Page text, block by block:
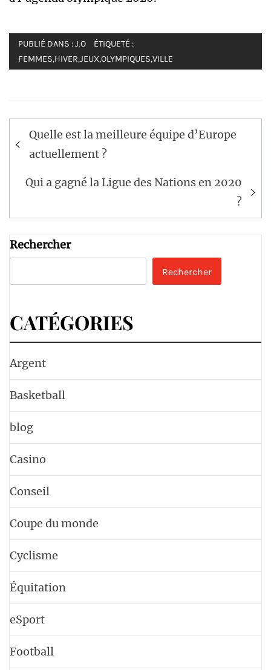
PUBLIÉ DANS :J.O
ÉTIQUETÉ :
FEMMES,HIVER,JEUX,OLYMPIQUES,VILLE
Navigation
de
Quelle est la meilleure équipe d’Europe
actuellement ?
Qui a gagné la Ligue des Nations en 2020
?
Rechercher
Rechercher
CATÉGORIES
Argent
Basketball
blog
Casino
Conseil
Coupe du monde
Cyclisme
Équitation
eSport
Football